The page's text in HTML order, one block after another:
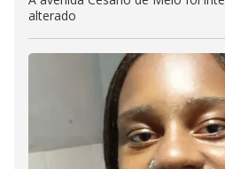
alterado